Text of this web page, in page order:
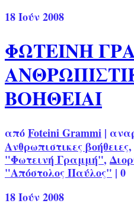
18Ιούν 2008
ΦΩΤΕΙΝΗ
ΒΟΗΘΕΙΑΙ
απόFoteini Grammi |
Ανθρωπιστικες βοήθειες,
"Φωτεινή Γραμμή",
"Απόστολος Παύλος" | 0
18Ιούν 2008